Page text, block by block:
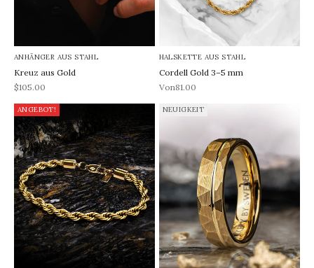
ANHÄNGER AUS STAHL
Kreuz aus Gold
REA-pris
$105.00
HALSKETTE AUS STAHL
Cordell Gold 3–5 mm
REA-pris
Von81.00
ANGEBOT! NEUIGKEIT